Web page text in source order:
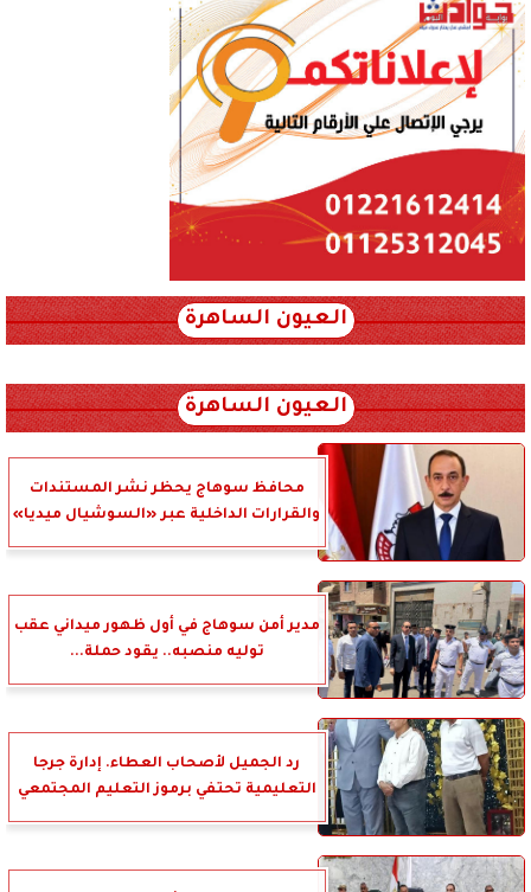
العيون الساهرة
العيون الساهرة
محافظ سوهاج يحظر نشر المستندات
والقرارات الداخلية عبر «السوشيال ميديا»
مدير أمن سوهاج في أول ظهور ميداني عقب
توليه منصبه.. يقود حملة...
رد الجميل لأصحاب العطاء. إدارة جرجا
التعليمية تحتفي برموز التعليم المجتمعي